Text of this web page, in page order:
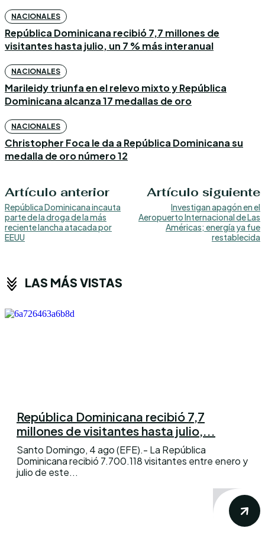
NACIONALES
República Dominicana recibió 7,7 millones de
visitantes hasta julio, un 7 % más interanual
NACIONALES
Marileidy triunfa en el relevo mixto y República
Dominicana alcanza 17 medallas de oro
NACIONALES
Christopher Foca le da a República Dominicana su
medalla de oro número 12
Artículo anterior
República Dominicana incauta
parte de la droga de la más
reciente lancha atacada por
EEUU
Artículo siguiente
Investigan apagón en el
Aeropuerto Internacional de Las
Américas; energía ya fue
restablecida
LAS MÁS VISTAS
República Dominicana recibió 7,7
millones de visitantes hasta julio,...
Santo Domingo, 4 ago (EFE).- La República
Dominicana recibió 7.700.118 visitantes entre enero y
julio de este...